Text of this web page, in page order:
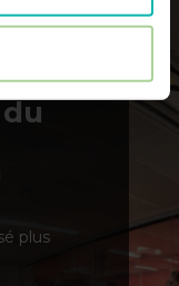
du
plus